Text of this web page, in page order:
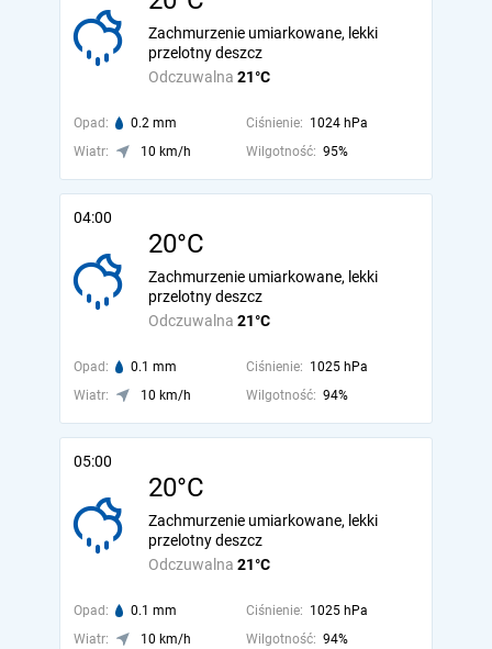
Odczuwalna 21°C
Zachmurzenie umiarkowane, lekki
przelotny deszcz
Opad: 0.2 mm Ciśnienie: 1024 hPa
Wiatr:
10 km/h Wilgotność: 95%
04:00
20°C
Odczuwalna 21°C
Zachmurzenie umiarkowane, lekki
przelotny deszcz
Opad: 0.1 mm Ciśnienie: 1025 hPa
Wiatr:
10 km/h Wilgotność: 94%
05:00
20°C
Odczuwalna 21°C
Zachmurzenie umiarkowane, lekki
przelotny deszcz
Opad: 0.1 mm Ciśnienie: 1025 hPa
Wiatr:
10 km/h Wilgotność: 94%